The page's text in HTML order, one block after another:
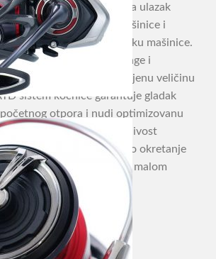
dizajn pouzdano sprečava ulazak
preko osovine mašinice i
produženom životnom veku mašinice.
bolji prenos snage i
napora uz smanjenu veličinu
sistem kočnice garantuje gladak
otpora i nudi optimizovanu
istovremeno visoku osetljivost
LT ‚20 nudi super glatko okretanje
izdržljivosti i izuzetno malom
konstrukcija tela